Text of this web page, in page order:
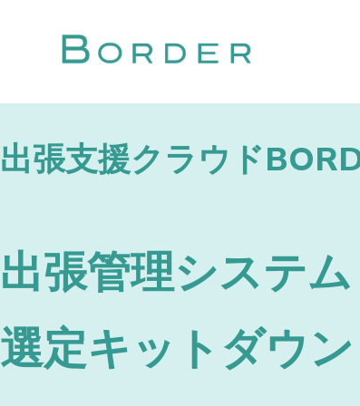
出張支援クラウド
出張管理システム
選定キット ダウ